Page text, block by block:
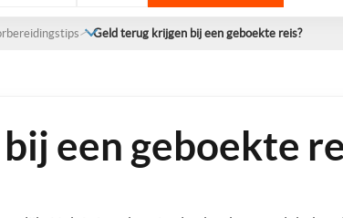
Geld terug krijgen bij een geboekte reis?
een geboekte